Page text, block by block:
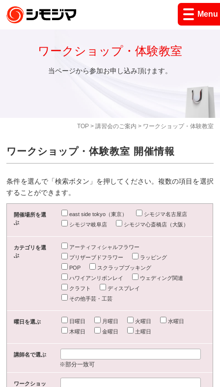
Menu
TOP> 講習会のご案内 > ワークショップ・体験教室
ワークショップ・体験教室
当ページから参加お申し込み頂けます。
ワークショップ・体験教室 開催情報
条件を選んで「検索ボタン」を押してください。複数の項目を選択
することができます。
開催場所を選
ぶ
east side tokyo（東京）
シモジマ名古屋店
シモジマ岐阜店
シモジマ心斎橋店（大阪）
カテゴリを選
ぶ
アーティフィシャルフラワー
プリザーブドフラワー
ラッピング
POP
スクラップブッキング
ハワイアンリボンレイ
ウェディング関連
クラフト
ディスプレイ
その他手芸・工芸
曜日を選ぶ 日曜日 月曜日 火曜日
水曜日
木曜日
金曜日 土曜日
講師名で選ぶ
※部分一致可
ワークショッ